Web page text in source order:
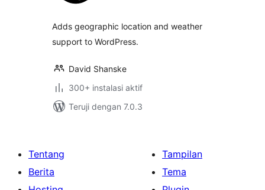
Adds geographic location and weather
support to WordPress.
David Shanske
300+ instalasi aktif
Teruji dengan 7.0.3
Tentang
Berita
Tampilan
Tema